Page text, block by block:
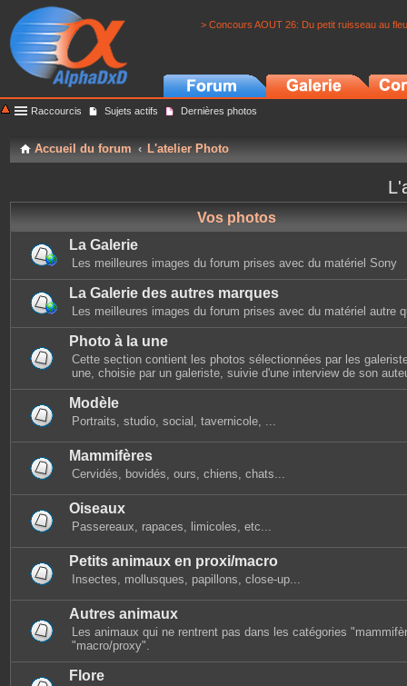
> Concours AOUT 26: Du petit ruisseau au
Raccourcis Sujets actifs Dernières photos
Accueil du forum L'atelier Photo
Vos photos
La Galerie
Les meilleures images du forum prises avec du matériel Sony
La Galerie des autres marques
Les meilleures images du forum prises avec du matériel autre
Photo à la une
Cette section contient les photos sélectionnées par les
une, choisie par un galeriste, suivie d'une interview de son
Modèle
Portraits, studio, social, tavernicole, ...
Mammifères
Cervidés, bovidés, ours, chiens, chats...
Oiseaux
Passereaux, rapaces, limicoles, etc...
Petits animaux en proxi/macro
Insectes, mollusques, papillons, close-up...
Autres animaux
Les animaux qui ne rentrent pas dans les catégories
"macro/proxy".
Flore